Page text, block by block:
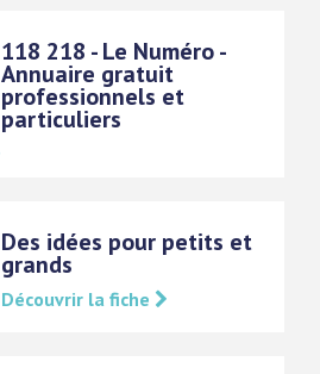
118 218 - Le Numéro -
Annuaire gratuit
professionnels et
particuliers
Des idées pour petits et
grands
Découvrir la fiche